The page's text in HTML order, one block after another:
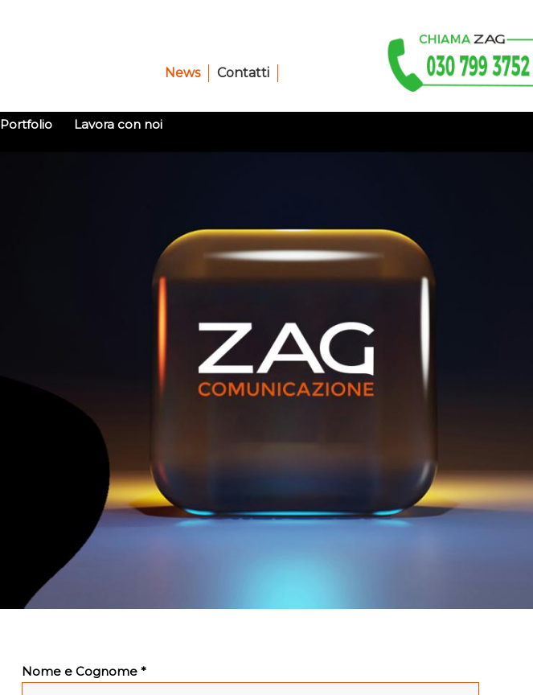
News Contatti
Portfolio Lavora con noi
Nome e Cognome *